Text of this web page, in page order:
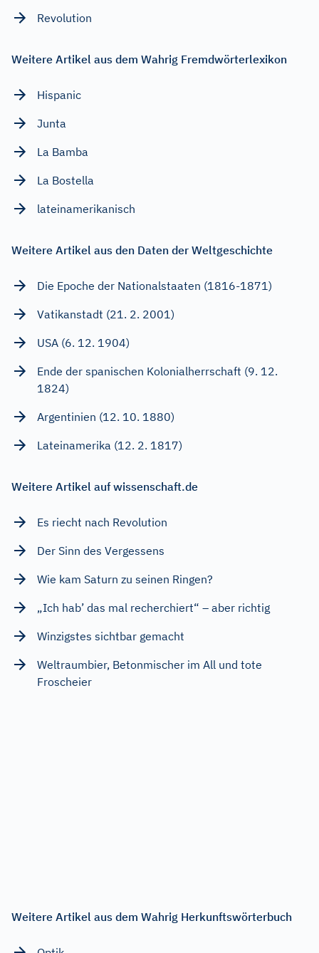
Revolution
Weitere Artikel aus dem Wahrig Fremdwörterlexikon
Hispanic
Junta
La Bamba
La Bostella
lateinamerikanisch
Weitere Artikel aus den Daten der Weltgeschichte
Die Epoche der Nationalstaaten (1816-1871)
Vatikanstadt (21. 2. 2001)
USA (6. 12. 1904)
Ende der spanischen Kolonialherrschaft (9. 12.
1824)
Argentinien (12. 10. 1880)
Lateinamerika (12. 2. 1817)
Weitere Artikel auf wissenschaft.de
Es riecht nach Revolution
Der Sinn des Vergessens
Wie kam Saturn zu seinen Ringen?
„Ich hab’ das mal recherchiert“ – aber richtig
Winzigstes sichtbar gemacht
Weltraumbier, Betonmischer im All und tote
Froscheier
Weitere Artikel aus dem Wahrig Herkunftswörterbuch